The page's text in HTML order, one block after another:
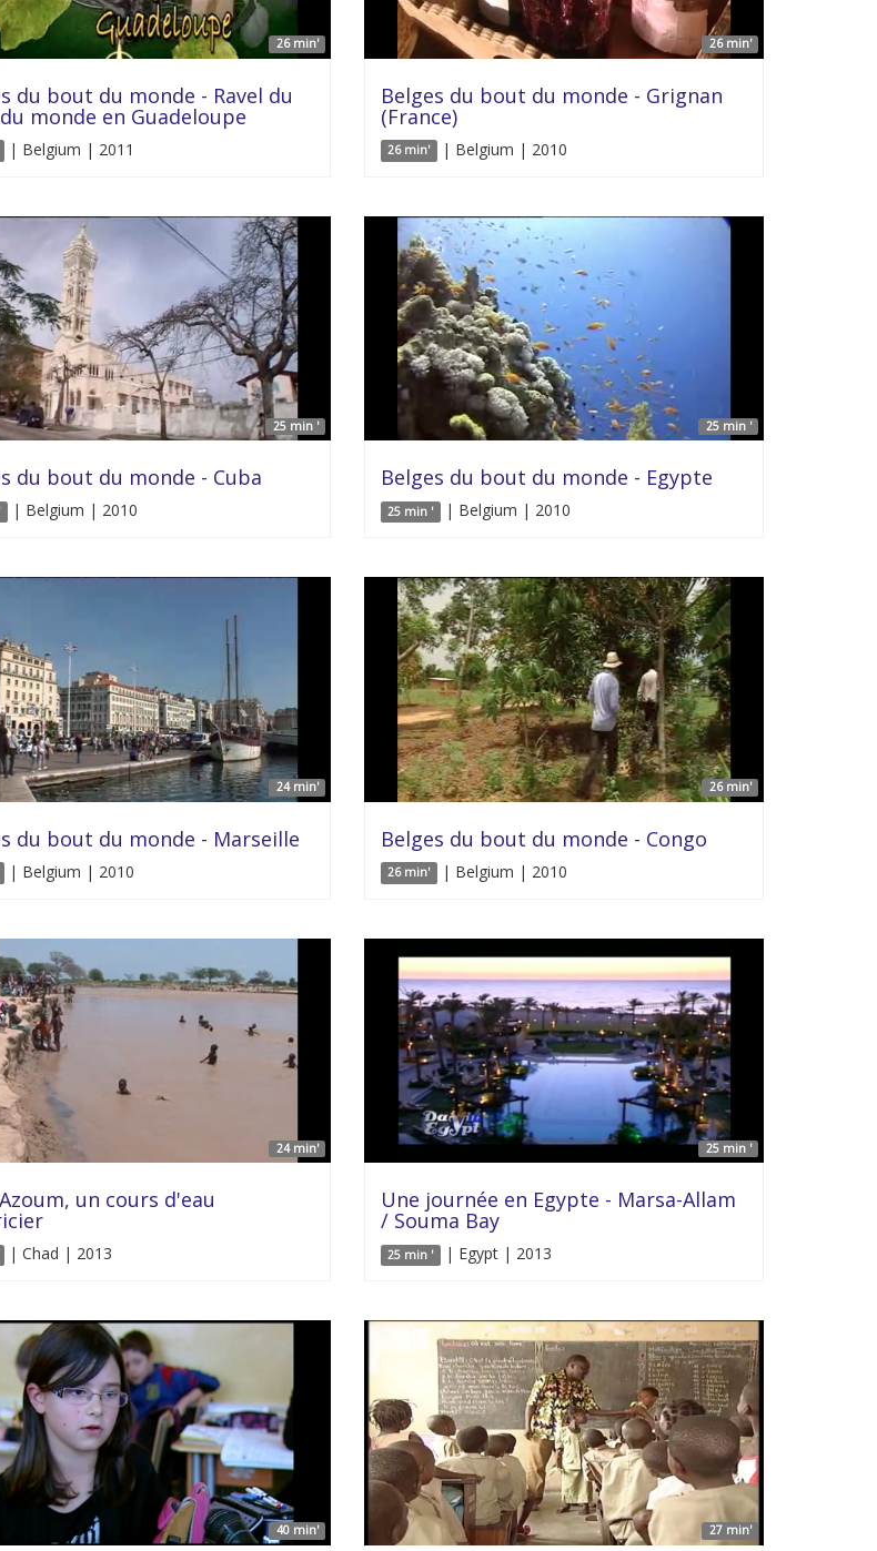
26 min'
du bout du monde - Ravel du
monde en Guadeloupe
| Belgium | 2011
26 min'
Belges du bout du monde - Grignan
(France)
26 min' | Belgium | 2010
25 min '
du bout du monde - Cuba
| Belgium | 2010
25 min '
Belges du bout du monde - Egypte
25 min ' | Belgium | 2010
24 min'
du bout du monde - Marseille
| Belgium | 2010
26 min'
Belges du bout du monde - Congo
26 min' | Belgium | 2010
24 min'
un cours d'eau
| Chad | 2013
25 min '
Une journée en Egypte - Marsa-Allam
/ Souma Bay
25 min ' | Egypt | 2013
40 min' 27 min'